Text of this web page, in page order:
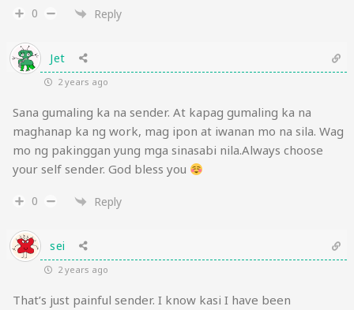
0 Reply
Jet
2 years ago
Sana gumaling ka na sender. At kapag gumaling ka na
maghanap ka ng work, mag ipon at iwanan mo na sila. Wag
mo ng pakinggan yung mga sinasabi nila.Always choose
your self sender. God bless you
0 Reply
sei
2 years ago
That’s just painful sender. I know kasi I have been